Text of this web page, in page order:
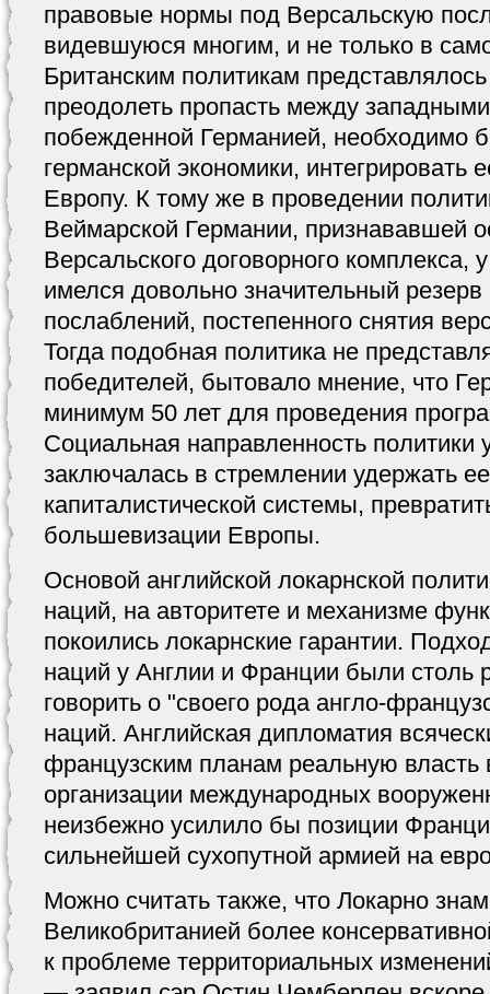
правовые нормы под Версальскую
видевшуюся многим, и не только в
Британским политикам
преодолеть пропасть между
побежденной Германией, необходимо
германской экономики, интегрировать
Европу. К тому же в проведении
Веймарской Германии, признававшей
Версальского договорного комплекса,
имелся довольно значительный
послаблений, постепенного снятия
Тогда подобная политика не
победителей, бытовало мнение, что
минимум 50 лет для проведения
Социальная направленность политики
заключалась в стремлении удержать
капиталистической системы,
большевизации Европы.
Основой английской локарнской
наций, на авторитете и механизме
покоились локарнские гарантии.
наций у Англии и Франции были столь
говорить о "своего рода англо-
наций. Английская дипломатия
французским планам реальную власть
организации международных
неизбежно усилило бы позиции
сильнейшей сухопутной армией на
Можно считать также, что Локарно
Великобританией более
к проблеме территориальных